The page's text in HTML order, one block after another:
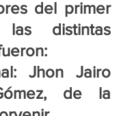
del primer
distintas
Jhon Jairo
de la